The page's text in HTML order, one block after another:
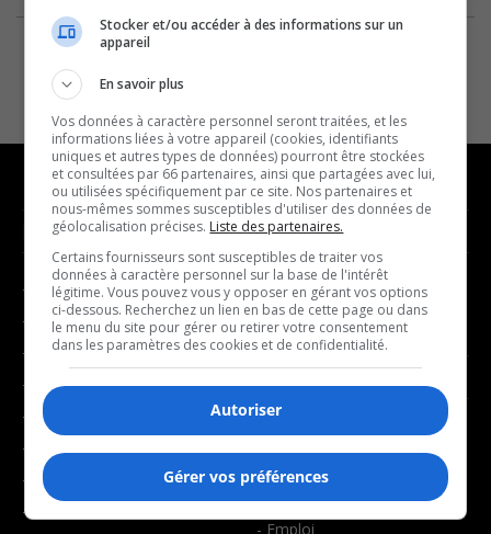
NOUVELLES
- Affaires municipales
- Communauté / Social
- Culture
- Économie
- Éducation
- Environnement
- Faits divers
- Santé et bien-être
MUSIQUE
- Décompte franco
- Joué récemment
BALADOS
- Affaires
- Art de vivre
- Bien-être
- Emploi
Stocker et/ou accéder à des informations sur un
appareil
En savoir plus
Vos données à caractère personnel seront traitées, et les
informations liées à votre appareil (cookies, identifiants
uniques et autres types de données) pourront être stockées
et consultées par 66 partenaires, ainsi que partagées avec lui,
ou utilisées spécifiquement par ce site. Nos partenaires et
nous-mêmes sommes susceptibles d'utiliser des données de
géolocalisation précises. Liste des partenaires.
Certains fournisseurs sont susceptibles de traiter vos
données à caractère personnel sur la base de l'intérêt
légitime. Vous pouvez vous y opposer en gérant vos options
ci-dessous. Recherchez un lien en bas de cette page ou dans
le menu du site pour gérer ou retirer votre consentement
dans les paramètres des cookies et de confidentialité.
Autoriser
Gérer vos préférences